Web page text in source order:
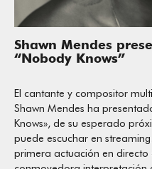
Shawn Mendes
“Nobody Knows”
El cantante y compositor
Shawn Mendes ha
Knows», de su esperado
puede escuchar en
primera actuación en